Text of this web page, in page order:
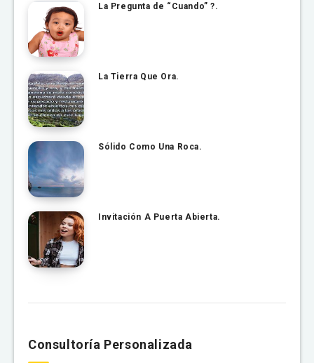
La Pregunta de “Cuando” ?.
La Tierra Que Ora.
Sólido Como Una Roca.
Invitación A Puerta Abierta.
Consultoría Personalizada